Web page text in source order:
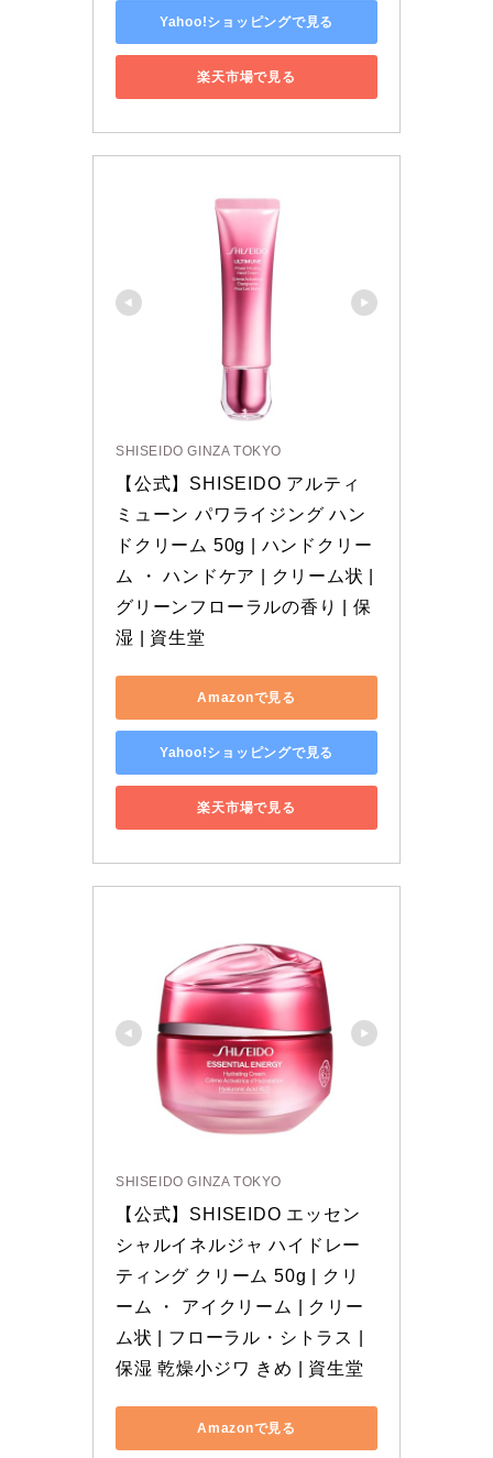
Yahoo!ショッピングで見る
楽天市場で見る
SHISEIDO GINZA TOKYO
【公式】SHISEIDO アルティ
ミューン パワライジング ハン
ドクリーム 50g | ハンドクリー
ム ・ ハンドケア | クリーム状 |
グリーンフローラルの香り | 保
湿 | 資生堂
Amazonで見る
Yahoo!ショッピングで見る
楽天市場で見る
SHISEIDO GINZA TOKYO
【公式】SHISEIDO エッセン
シャルイネルジャ ハイドレー
ティング クリーム 50g | クリ
ーム ・ アイクリーム | クリー
ム状 | フローラル・シトラス |
保湿 乾燥小ジワ きめ | 資生堂
Amazonで見る